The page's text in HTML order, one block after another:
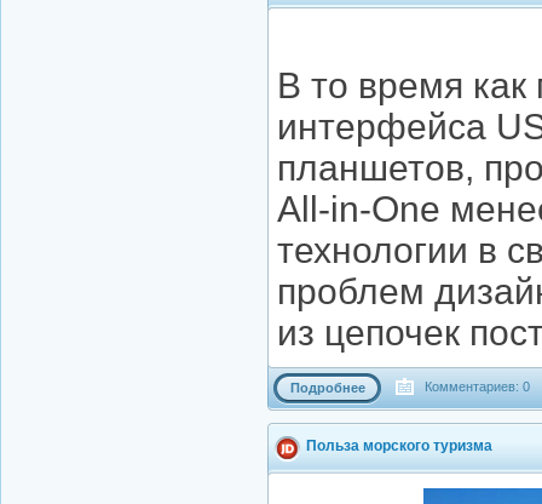
В то время
интерфейса
планшетов,
All-in-One
технологии в
проблем
из цепочек
Подробнее Комментариев: 0
Польза морского туризма